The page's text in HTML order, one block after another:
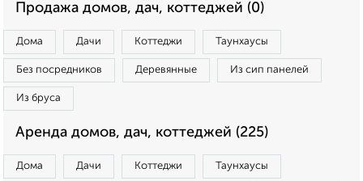
Продажа домов, дач, коттеджей (0)
Дома Дачи Коттеджи Таунхаусы
Без посредников Деревянные Из сип панелей
Из бруса
Аренда домов, дач, коттеджей (225)
Дома Дачи Коттеджи Таунхаусы